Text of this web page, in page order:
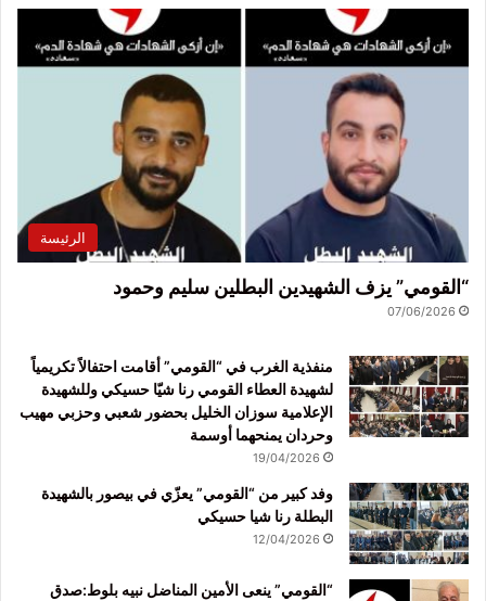
الرئيسة
“القومي” يزف الشهيدين البطلين سليم وحمود
07/06/2026
منفذية الغرب في “القومي” أقامت احتفالاً تكريمياً
لشهيدة العطاء القومي رنا شيّا حسيكي وللشهيدة
الإعلامية سوزان الخليل بحضور شعبي وحزبي مهيب
وحردان يمنحهما أوسمة
19/04/2026
وفد كبير من “القومي” يعزّي في بيصور بالشهيدة
البطلة رنا شيا حسيكي
12/04/2026
“القومي” ينعى الأمين المناضل نبيه بلوط:صدق